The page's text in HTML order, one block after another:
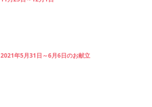
2021年5月31日～6月6日のお献立